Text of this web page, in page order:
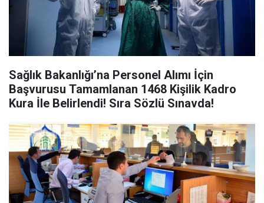
Sağlık Bakanlığı’na Personel Alımı İçin
Başvurusu Tamamlanan 1468 Kişilik Kadro
Kura İle Belirlendi! Sıra Sözlü Sınavda!